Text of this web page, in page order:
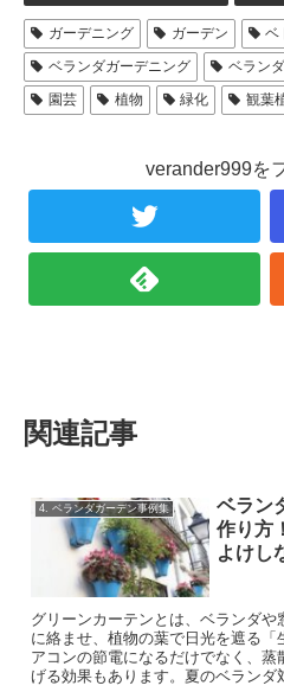
ガーデニング ガーデン ベ
ベランダガーデニング
ベラン
園芸
植物 緑化 観葉
verander999を
関連記事
4. ベランダガーデン事例集
ベラン
作り方
よけし
グリーンカーテンとは、ベランダや
に絡ませ、植物の葉で日光を遮る
アコンの節電になるだけでなく、
げる効果もあります。夏のベラン